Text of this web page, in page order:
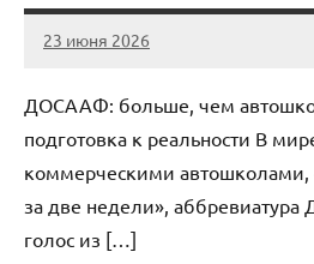
23 июня 2026
Avtor
Нет
ДОСААФ: больше, чем
подготовка к реальности В
коммерческими
за две недели»,
голос из […]